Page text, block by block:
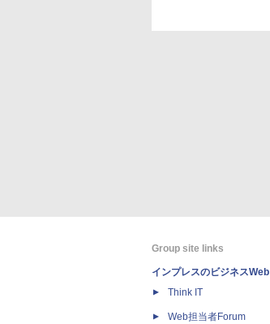
Group site links
インプレスのビジネスWeb
Think IT
Web担当者Forum